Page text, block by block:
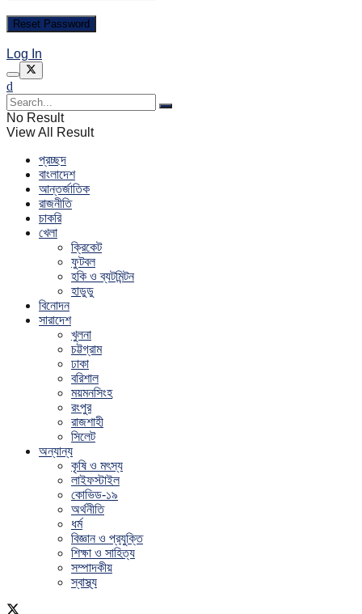
Log In
No Result
View All Result
প্রচ্ছদ
বাংলাদেশ
আন্তর্জাতিক
রাজনীতি
চাকরি
খেলা
ক্রিকেট
ফুটবল
হকি ও ব্যটমিন্টন
হাডুডু
বিনোদন
সারাদেশ
খুলনা
চট্টগ্রাম
ঢাকা
বরিশাল
ময়মনসিংহ
রংপুর
রাজশাহী
সিলেট
অন্যান্য
কৃষি ও মৎস্য
লাইফস্টাইল
কোভিড-১৯
অর্থনীতি
ধর্ম
বিজ্ঞান ও প্রযুক্তি
শিক্ষা ও সাহিত্য
সম্পাদকীয়
স্বাস্থ্য